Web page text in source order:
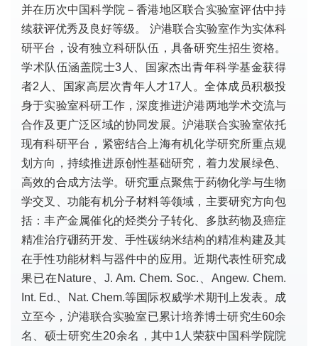
并在历次中国科学院－香港地区联合实验室评估中持
续获评优秀及良好等级。 沪港联合实验室作为实体科
研平台，设有独立科研队伍，具备研究生招生资格。
学术队伍涵盖院士3人、国家杰出青年科学基金获得
者2人、国家高层次青年人才17人。全体成员积极投
身于实验室科研工作，深度推进沪港两地学术交流与
合作及更广泛区域的协同发展。沪港联合​​实验室依托
现有科研平台，紧密结合上海有机化学研究所重点规
划方向，持续推进原创性基础研究，着力发展绿色、
高效的合成方法学。研究重点聚焦于药物化学与生物
学交叉、功能有机分子材料等领域，主要研究方向包
括：丰产金属催化的烃类分子转化、多肽药物及癌症
精准治疗硼药开发、手性碳纳米结构的精准构建及其
在手性功能材料与器件中的应用。近期代表性研究成
果已在Nature、J. Am. Chem. Soc.、Angew. Chem.
Int. Ed.、Nat. Chem.等国际权威学术期刊上发表。​成
立至今，沪港联合实验室已累计培养博士研究生60余
名、硕士研究生20余名，其中1人荣获中国科学院院